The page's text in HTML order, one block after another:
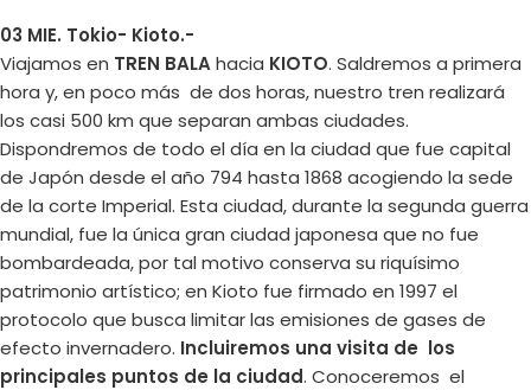
03 MIE. Tokio- Kioto.-
Viajamos en TREN BALAhacia KIOTO. Saldremos a primera
hora y, en poco más de dos horas, nuestro tren realizará
los casi 500 km que separan ambas ciudades.
Dispondremos de todo el día en la ciudad que fue capital
de Japón desde el año 794 hasta 1868 acogiendo la sede
de la corte Imperial. Esta ciudad, durante la segunda guerra
mundial, fue la única gran ciudad japonesa que no fue
bombardeada, por tal motivo conserva su riquísimo
patrimonio artístico; en Kioto fue firmado en 1997 el
protocolo que busca limitar las emisiones de gases de
efecto invernadero. Incluiremos una visita de los
principales puntos de la ciudad. Conoceremos el